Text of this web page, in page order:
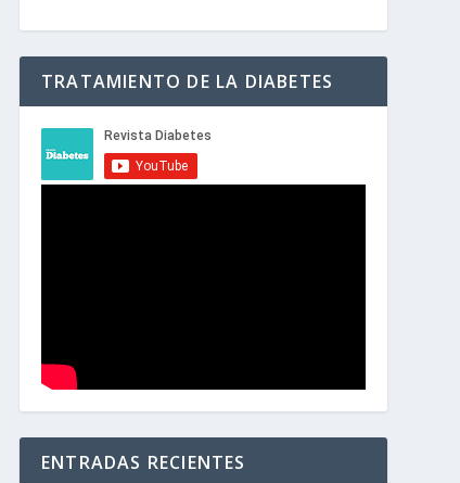
TRATAMIENTO DE LA DIABETES
ENTRADAS RECIENTES